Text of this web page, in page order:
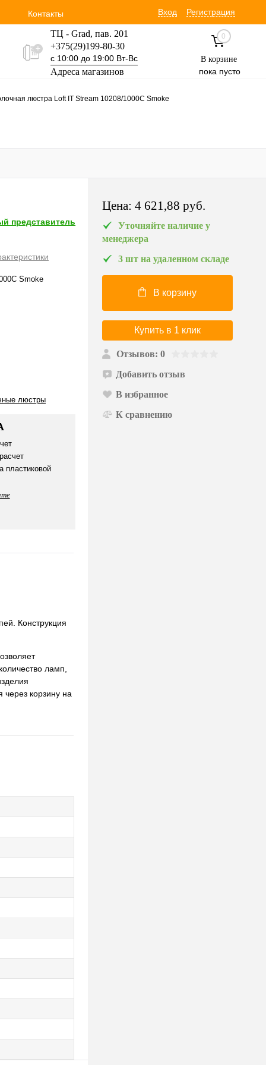
Контакты Вход Регистрация
ТЦ - Grad, пав. 201
+375(29)199-80-30
с 10:00 до 19:00 Вт-Вс
Адреса магазинов
+375(29)354-30-60
0
В корзине
пока пусто
люстра Loft IT Stream 10208/1000C Smoke
представитель
Smoke
люстры
пластиковой
Конструкция
ламп,
корзину на
Цена: 4 621,88 pуб.
Уточняйте наличие у
менеджера
3 шт на удаленном складе
В корзину
Купить в 1 клик
Отзывов: 0
Добавить отзыв
В избранное
К сравнению